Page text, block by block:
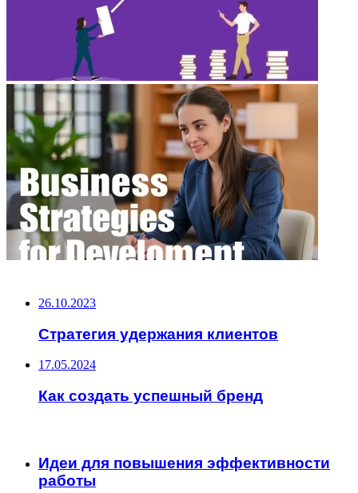
26.10.2023
Стратегия удержания клиентов
17.05.2024
Как создать успешный бренд
Идеи для повышения эффективности
работы